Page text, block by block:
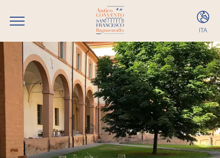
ITA
ITA
ENG